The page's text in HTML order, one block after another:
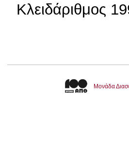
Κλειδάριθμος
Μονάδα